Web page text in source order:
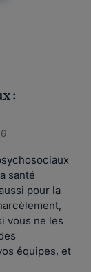
:
santé
pour la
vous ne les
équipes, et